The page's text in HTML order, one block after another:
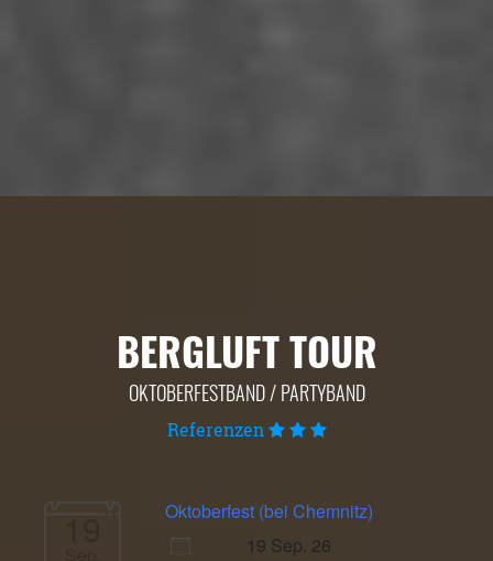
BERGLUFT TOUR
OKTOBERFESTBAND / PARTYBAND
Referenzen
19
Oktoberfest (bei Chemnitz)
19 Sep. 26